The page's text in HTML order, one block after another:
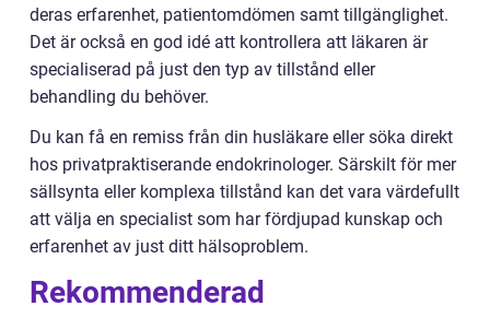
deras erfarenhet, patientomdömen samt tillgänglighet.
Det är också en god idé att kontrollera att läkaren är
specialiserad på just den typ av tillstånd eller
behandling du behöver.
Du kan få en remiss från din husläkare eller söka direkt
hos privatpraktiserande endokrinologer. Särskilt för mer
sällsynta eller komplexa tillstånd kan det vara värdefullt
att välja en specialist som har fördjupad kunskap och
erfarenhet av just ditt hälsoproblem.
Rekommenderad